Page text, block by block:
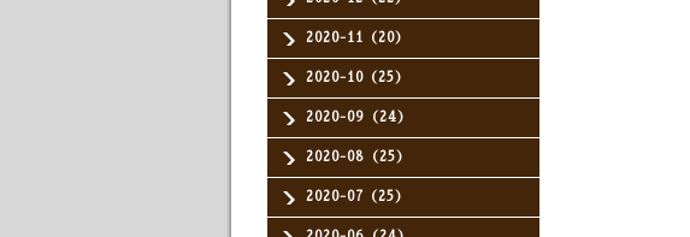
2020-11（20）
2020-10（25）
2020-09（24）
2020-08（25）
2020-07（25）